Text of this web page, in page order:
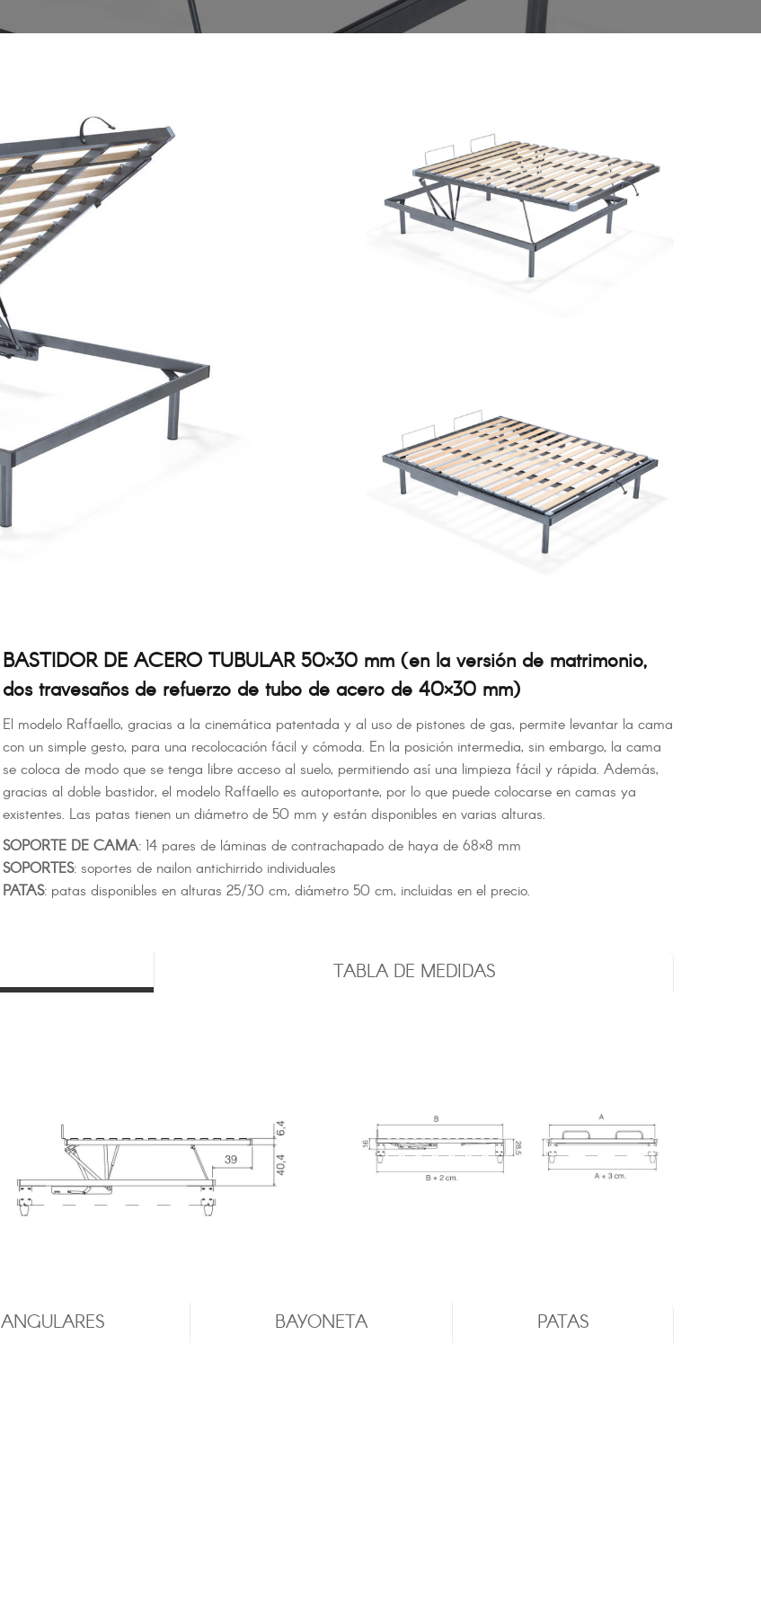
BASTIDOR DE ACERO TUBULAR 50×30 mm (en la versión de matrimonio,
dos travesaños de refuerzo de tubo de acero de 40×30 mm)
El modelo Raffaello, gracias a la cinemática patentada y al uso de pistones de gas, permite levantar la cama
con un simple gesto, para una recolocación fácil y cómoda. En la posición intermedia, sin embargo, la cama
se coloca de modo que se tenga libre acceso al suelo, permitiendo así una limpieza fácil y rápida. Además,
gracias al doble bastidor, el modelo Raffaello es autoportante, por lo que puede colocarse en camas ya
existentes. Las patas tienen un diámetro de 50 mm y están disponibles en varias alturas.
SOPORTE DE CAMA: 14 pares de láminas de contrachapado de haya de 68×8 mm
SOPORTES: soportes de nailon antichirrido individuales
PATAS: patas disponibles en alturas 25/30 cm, diámetro 50 cm, incluidas en el precio.
TABLA DE MEDIDAS
ANGULARES BAYONETA PATAS